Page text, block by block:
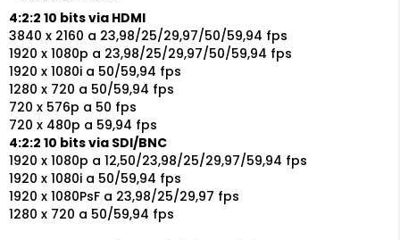
4:2:2 10 bits via HDMI
3840 x 2160 a 23,98/25/29,97/50/59,94 fps
1920 x 1080p a 23,98/25/29,97/50/59,94 fps
1920 x 1080i a 50/59,94 fps
1280 x 720 a 50/59,94 fps
720 x 576p a 50 fps
720 x 480p a 59,94 fps
4:2:2 10 bits via SDI/BNC
1920 x 1080p a 12,50/23,98/25/29,97/59,94 fps
1920 x 1080i a 50/59,94 fps
1920 x 1080PsF a 23,98/25/29,97 fps
1280 x 720 a 50/59,94 fps